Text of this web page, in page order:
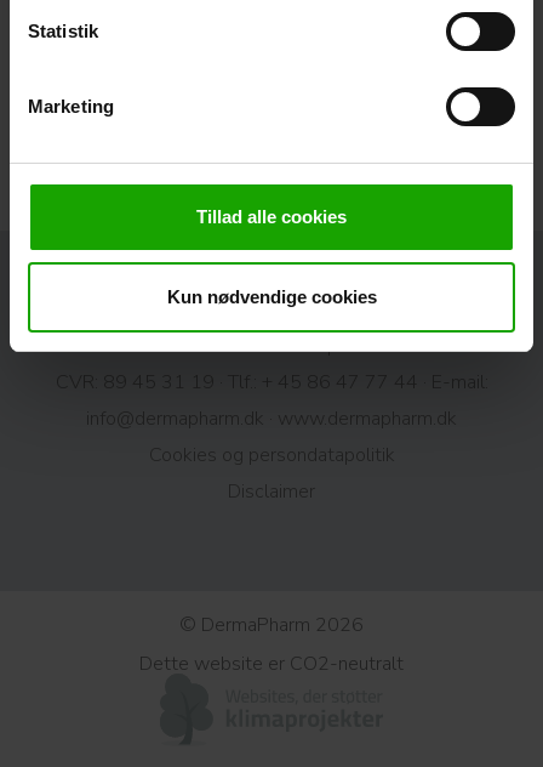
Statistik
Marketing
Tillad alle cookies
Kun nødvendige cookies
Derma er produceret af DermaPharm A/S · Europavej 10 ·
DK-8990 Fårup
info@dermapharm.dk
www.dermapharm.dk
Cookies og persondatapolitik​
Disclaimer
© DermaPharm 2026
Dette website er CO2-neutralt